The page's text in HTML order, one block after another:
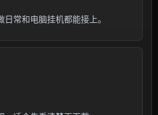
常和电脑挂机都能接上。